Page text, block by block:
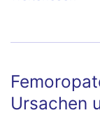
Ursachen